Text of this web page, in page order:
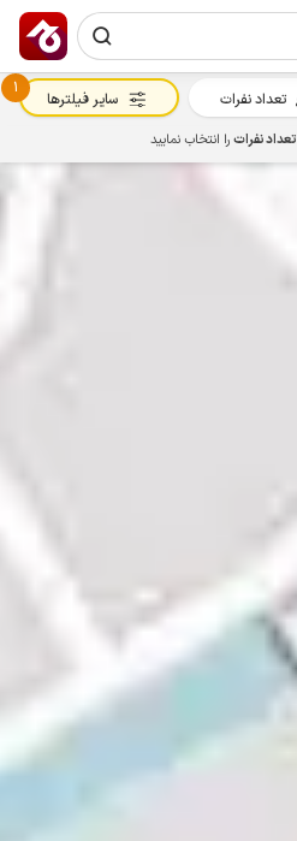
تعداد نفرات
1
سایر فیلترها
تعداد نفراترا انتخاب نمایید